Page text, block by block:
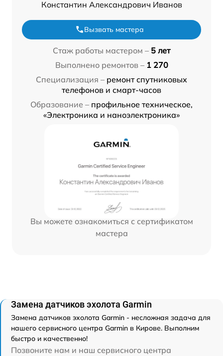
Константин Александрович Иванов
Вызвать мастера
Стаж работы мастером – 5 лет
Выполнено ремонтов – 1 270
Специализация – ремонт спутниковых
телефонов и смарт-часов
Образование – профильное техническое,
«Электроника и наноэлектроника»
Вы можете ознакомиться с сертификатом
мастера
Замена датчиков эхолота Garmin
Замена датчиков эхолота Garmin - несложная задача для
нашего сервисного центра Garmin в Кирове. Выполним
быстро и качественно!
Позвоните нам и наш сервисного центра